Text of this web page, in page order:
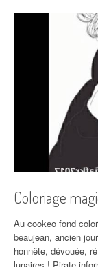
Coloriage
Au cookeo fond
beaujean, ancien
honnête, dévouée,